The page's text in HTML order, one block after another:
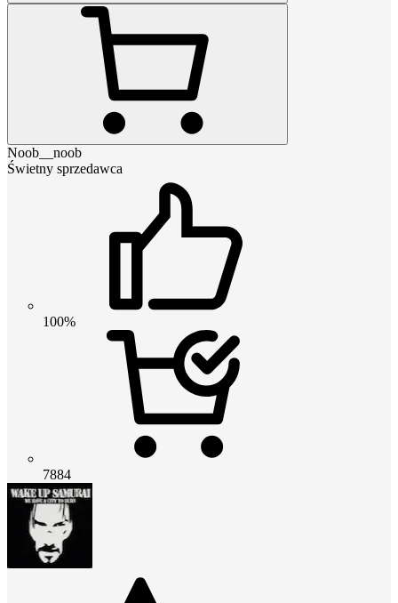
Noob__noob
Świetny sprzedawca
100%
7884